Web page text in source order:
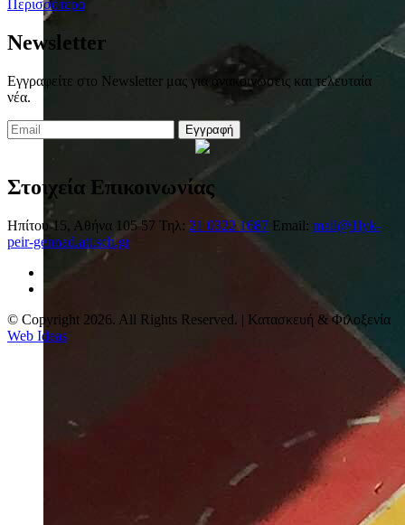
Περισσότερα
Newsletter
Εγγραφείτε στο Newsletter μας για ανακοινώσεις και τελευταία
νέα.
Εγγραφή
Στοιχεία Επικοινωνίας
Ηπίτου 15, Αθήνα 105 57 Τηλ: 21 0322 1687 Email: mail@1lyk-
peir-gennad.att.sch.gr
© Copyright 2026. All Rights Reserved. | Κατασκευή & Φιλοξενία
Web Ideas